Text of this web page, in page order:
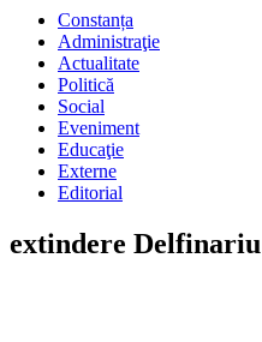
Constanța
Administraţie
Actualitate
Politică
Social
Eveniment
Educaţie
Externe
Editorial
extindere Delfinariu